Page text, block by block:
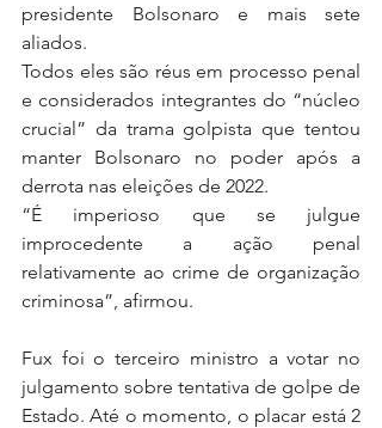
presidente Bolsonaro e mais sete
aliados.
Todos eles são réus em processo penal
e considerados integrantes do “núcleo
crucial” da trama golpista que tentou
manter Bolsonaro no poder após a
derrota nas eleições de 2022.
“É imperioso que se julgue
improcedente a ação penal
relativamente ao crime de organização
criminosa”, afirmou.
Fux foi o terceiro ministro a votar no
julgamento sobre tentativa de golpe de
Estado. Até o momento, o placar está 2